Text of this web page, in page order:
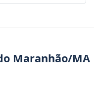
Maranhão/MA